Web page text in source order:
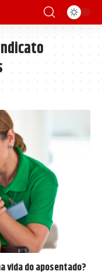
vida do aposentado?